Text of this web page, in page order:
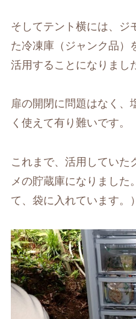
そしてテント横には、ジ
た冷凍庫（ジャンク品）
活用することになりまし
扉の開閉に問題はなく、
く使えて有り難いです。
これまで、活用していた
メの貯蔵庫になりました
て、袋に入れています。）